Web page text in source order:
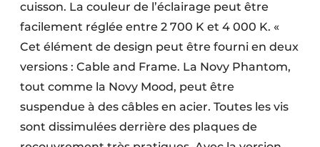
cuisson. La couleur de l’éclairage peut être
facilement réglée entre 2 700 K et 4 000 K. «
Cet élément de design peut être fourni en deux
versions : Cable and Frame. La Novy Phantom,
tout comme la Novy Mood, peut être
suspendue à des câbles en acier. Toutes les vis
sont dissimulées derrière des plaques de